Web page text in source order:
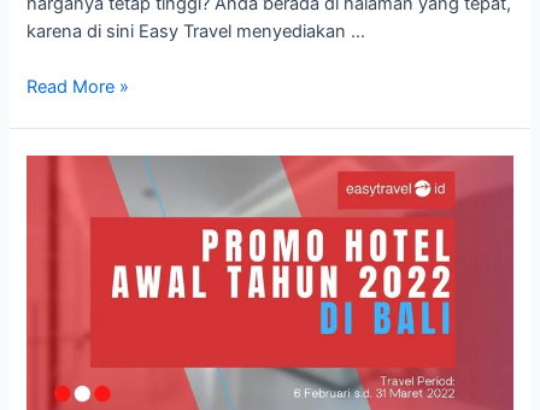
karena di sini Easy Travel menyediakan …
Best
Read More »